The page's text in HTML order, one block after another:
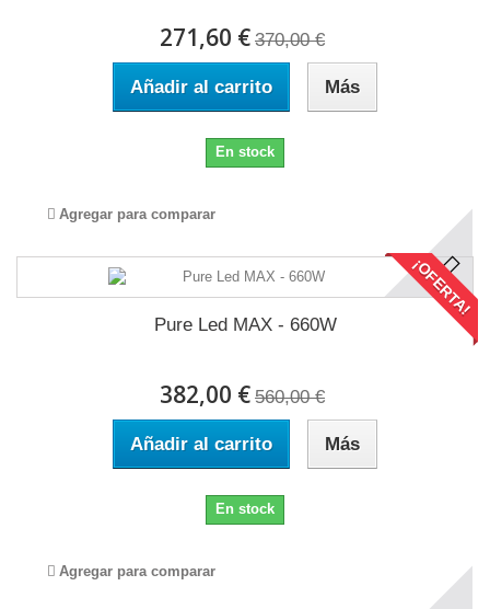
271,60 € 370,00 €
Añadir al carrito Más
En stock
Agregar para comparar
¡OFERTA!
Pure Led MAX - 660W
382,00 € 560,00 €
Añadir al carrito Más
En stock
Agregar para comparar